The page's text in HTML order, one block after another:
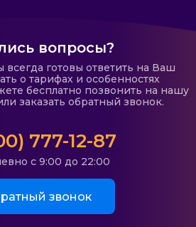
вопросы?
готовы ответить на Ваш
о тарифах и особенностях
бесплатно позвонить на нашу
заказать обратный звонок.
777-12-87
с 9:00 до 22:00
звонок